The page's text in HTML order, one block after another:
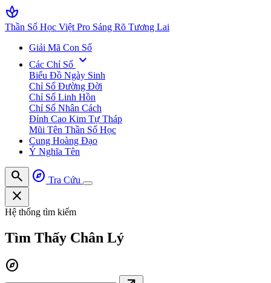
spa
Thần Số Học Việt Pro Sáng Rõ Tương Lai
Giải Mã Con Số
Các Chỉ Số expand_more
Biểu Đồ Ngày Sinh
Chỉ Số Đường Đời
Chỉ Số Linh Hồn
Chỉ Số Nhân Cách
Đỉnh Cao Kim Tự Tháp
Mũi Tên Thần Số Học
Cung Hoàng Đạo
Ý Nghĩa Tên
search explore Tra Cứu
close
Hệ thống tìm kiếm
Tìm Thấy Chân Lý
explore